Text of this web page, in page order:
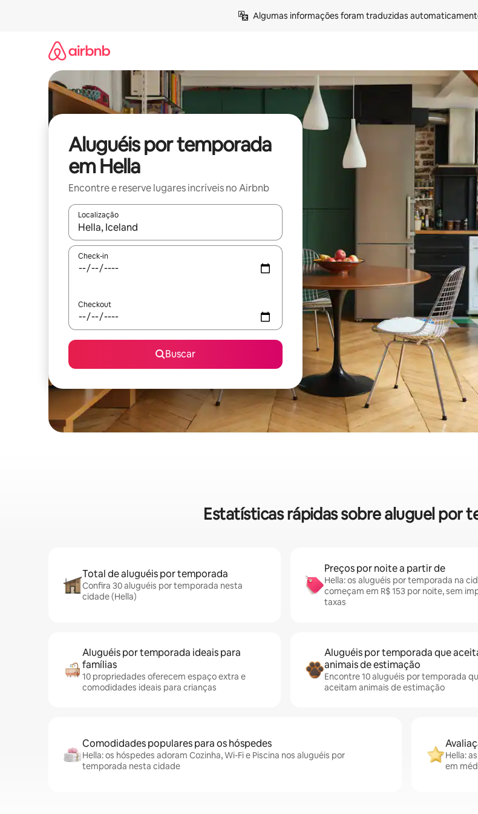
Algumas informações foram traduzidas
Aluguéis por temporada
em Hella
Encontre e reserve lugares incríveis no Airbnb
Localização
Quando os resultados estiverem disponíveis, explore-os usando as seta para cima e para baixo do
Check-in
Checkout
Buscar
Estatísticas rápidas sobre aluguel por
Total de aluguéis por temporada
Confira 30 aluguéis por temporada nesta
cidade (Hella)
Preços por noite a partir de
Hella: os aluguéis por temporada na
começam em R$ 153 por noite, sem
taxas
Aluguéis por temporada ideais para
famílias
10 propriedades oferecem espaço extra e
comodidades ideais para crianças
Aluguéis por temporada que
animais de estimação
Encontre 10 aluguéis por temporada
aceitam animais de estimação
Comodidades populares para os hóspedes
Hella: os hóspedes adoram Cozinha, Wi-Fi e Piscina nos aluguéis por
temporada nesta cidade
Hella:
em